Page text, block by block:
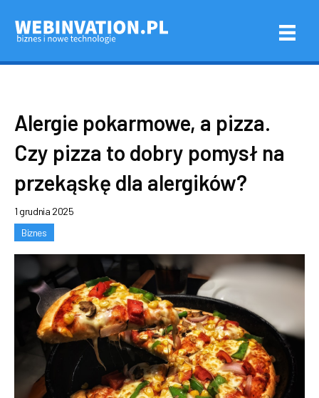
Alergie pokarmowe, a pizza.
Czy pizza to dobry pomysł na
przekąskę dla alergików?
1 grudnia 2025
Biznes